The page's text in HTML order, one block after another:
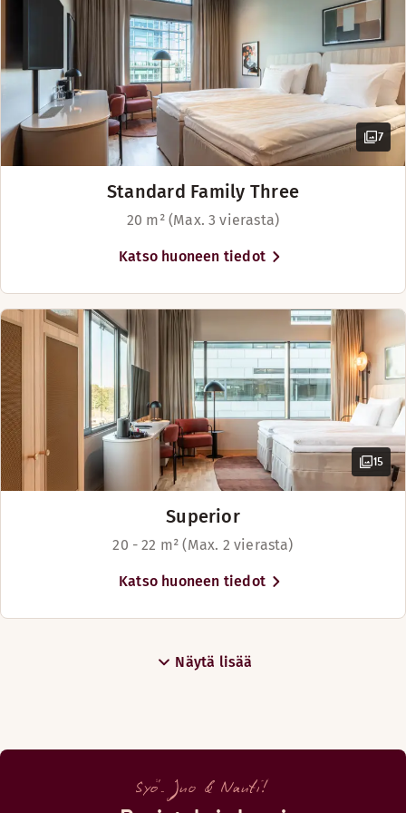
7
Standard Family Three
20 m² (Max. 3 vierasta)
Katso huoneen tiedot
15
Superior
20 - 22 m² (Max. 2 vierasta)
Katso huoneen tiedot
Näytä lisää
Syö. Juo & Nauti!